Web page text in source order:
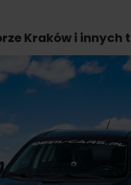
Kraków i innych